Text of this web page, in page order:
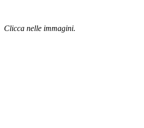
Clicca nelle immagini.